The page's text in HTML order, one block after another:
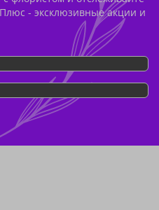
- эксклюзивные акции и